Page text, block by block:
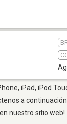
iPad, iPod
a
nuestro sitio web!